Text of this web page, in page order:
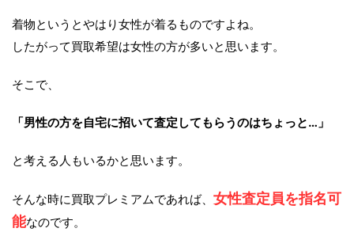
着物というとやはり女性が着るものですよね。
したがって買取希望は女性の方が多いと思います。
そこで、
「男性の方を自宅に招いて査定してもらうのはちょっと…」
と考える人もいるかと思います。
そんな時に買取プレミアムであれば、 女性査定員を指名可
能なのです。